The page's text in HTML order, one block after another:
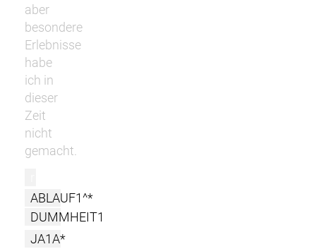
aber
besondere
Erlebnisse
habe
ich in
dieser
Zeit
nicht
gemacht.
ABLAUF1^*
DUMMHEIT1
JA1A*